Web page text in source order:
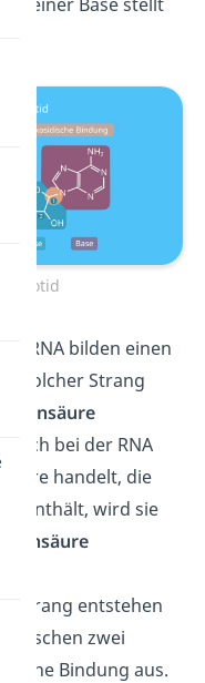
RNA bilden einen
solcher Strang
sich bei der RNA
handelt, die
enthält, wird sie
Strang entstehen
zwischen zwei
eine Bindung aus.